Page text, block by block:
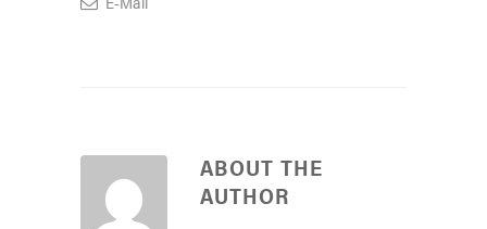
ABOUT THE
AUTHOR